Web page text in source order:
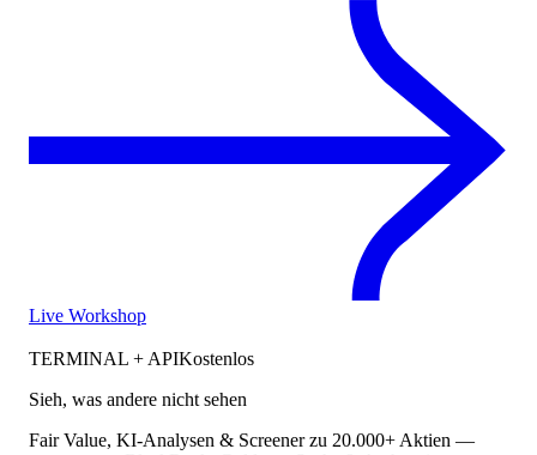
Live Workshop
TERMINAL + APIKostenlos
Sieh, was andere nicht sehen
Fair Value, KI-Analysen & Screener zu 20.000+ Aktien —